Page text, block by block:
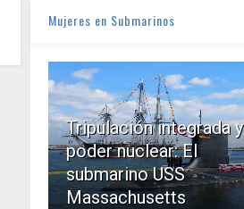
Mujeres en Submarinos
Tripulación integrada y
poder nuclear: El
submarino USS
Massachusetts